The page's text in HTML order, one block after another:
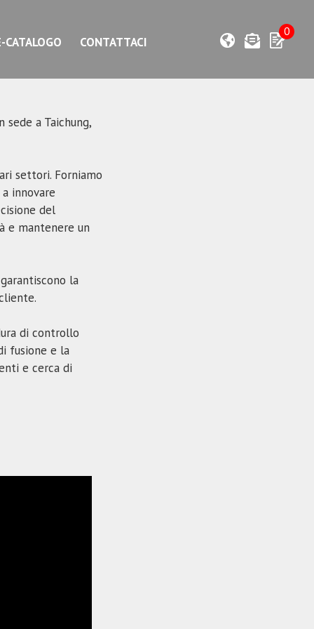
0
CATALOGO CONTATTACI
a Taichung,
settori. Forniamo
innovare
del
mantenere un
la
di controllo
fusione e la
e cerca di